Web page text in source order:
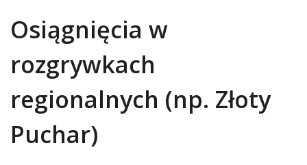
Osiągnięcia w
rozgrywkach
regionalnych (np. Złoty
Puchar)